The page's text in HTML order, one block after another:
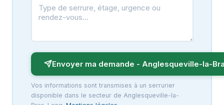
Envoyer ma demande - Anglesqueville-la-
Vos informations sont transmises à un serrurier
disponible dans le secteur de Anglesqueville-la-